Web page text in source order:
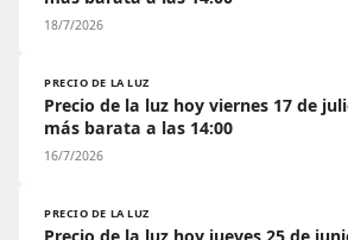
18/7/2026
PRECIO DE LA LUZ
Precio de la luz hoy viernes 17 de
más barata a las 14:00
16/7/2026
PRECIO DE LA LUZ